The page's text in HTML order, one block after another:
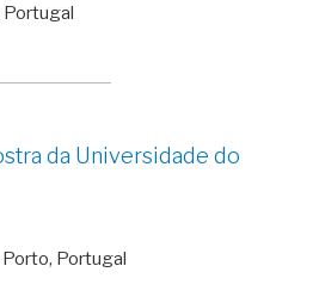
Portugal
da Universidade do
Portugal